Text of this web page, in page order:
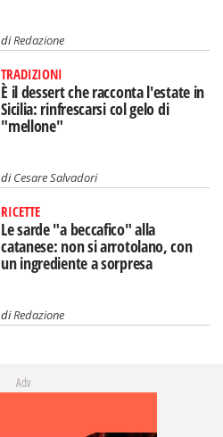
diRedazione
TRADIZIONI
È il dessert che racconta l'estate in
Sicilia: rinfrescarsi col gelo di
"mellone"
diCesare Salvadori
RICETTE
Le sarde "a beccafico" alla
catanese: non si arrotolano, con
un ingrediente a sorpresa
diRedazione
Adv